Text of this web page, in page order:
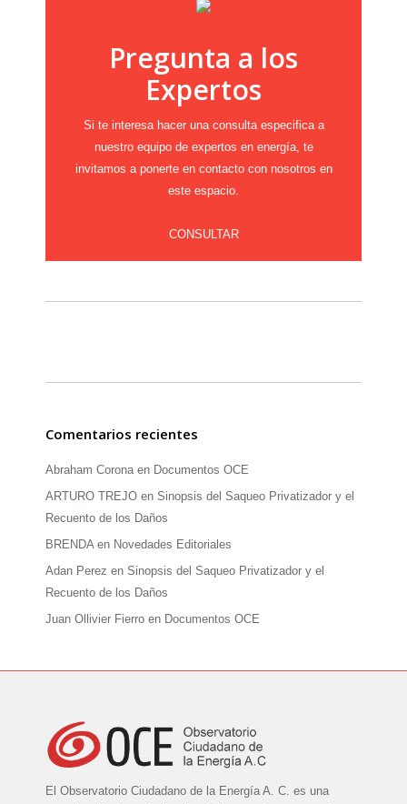
Pregunta a los
Expertos
Si te interesa hacer una consulta especifica a
nuestro equipo de expertos en energía, te
invitamos a ponerte en contacto con nosotros en
este espacio.
CONSULTAR
Comentarios recientes
Abraham Coronaen Documentos OCE
ARTURO TREJO en Sinopsis del Saqueo Privatizador y el
Recuento de los Daños
BRENDAen Novedades Editoriales
Adan Perez en Sinopsis del Saqueo Privatizador y el
Recuento de los Daños
Juan Ollivier Fierro en Documentos OCE
El Observatorio Ciudadano de la Energía A. C. es una